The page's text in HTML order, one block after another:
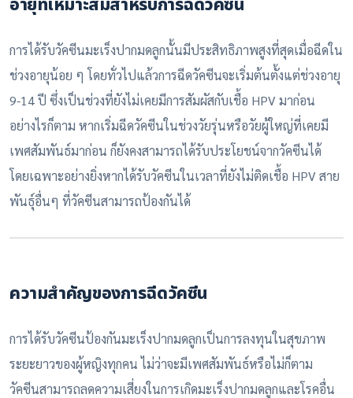
การได้รับวัคซีนมะเร็งปากมดลูกนั้นมีประสิทธิภาพสูงที่สุดเมื่อฉีดใน
ช่วงอายุน้อย ๆ โดยทั่วไปแล้วการฉีดวัคซีนจะเริ่มต้นตั้งแต่ช่วงอายุ
9-14 ปี ซึ่งเป็นช่วงที่ยังไม่เคยมีการสัมผัสกับเชื้อ HPV มาก่อน
อย่างไรก็ตาม หากเริ่มฉีดวัคซีนในช่วงวัยรุ่นหรือวัยผู้ใหญ่ที่เคยมี
เพศสัมพันธ์มาก่อน ก็ยังคงสามารถได้รับประโยชน์จากวัคซีนได้
โดยเฉพาะอย่างยิ่งหากได้รับวัคซีนในเวลาที่ยังไม่ติดเชื้อ HPV สาย
พันธุ์อื่นๆ ที่วัคซีนสามารถป้องกันได้
ความสำคัญของการฉีดวัคซีน
การได้รับวัคซีนป้องกันมะเร็งปากมดลูกเป็นการลงทุนในสุขภาพ
ระยะยาวของผู้หญิงทุกคน ไม่ว่าจะมีเพศสัมพันธ์หรือไม่ก็ตาม
วัคซีนสามารถลดความเสี่ยงในการเกิดมะเร็งปากมดลูกและโรคอื่น